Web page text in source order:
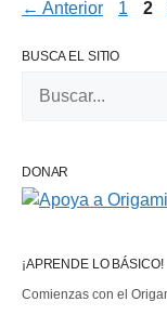
← Anterior 1 2
BUSCA EL SITIO
DONAR
¡APRENDE LO BÁSICO!
Comienzas con el